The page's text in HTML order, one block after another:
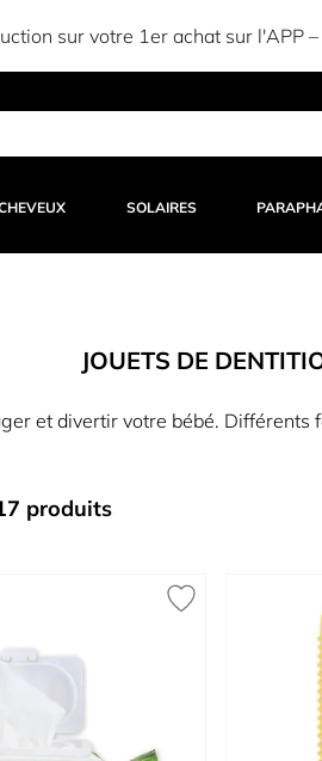
sur votre 1er achat sur l'APP –
SOLAIRES
JOUETS DE
et divertir votre bébé. Différents
produits